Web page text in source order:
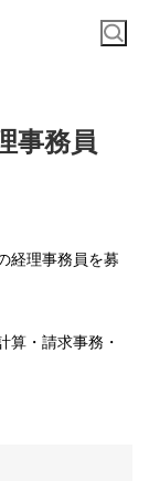
事務員
経理事務員を募
算・請求事務・